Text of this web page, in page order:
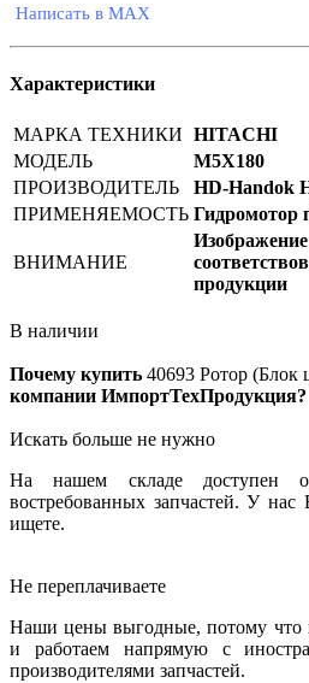
Написать в MAX
Характеристики
МАРКА ТЕХНИКИ HITACHI
МОДЕЛЬ
M5X180
ПРОИЗВОДИТЕЛЬ
HD-Handok
ПРИМЕНЯЕМОСТЬ Гидромотор
ВНИМАНИЕ
продукции
В наличии
Почему купить 40693 Ротор (Блок
компании ИмпортТехПродукция?
Искать больше не нужно
На нашем складе доступен
востребованных запчастей. У нас
ищете.
Не переплачиваете
Наши цены выгодные, потому что
и работаем напрямую с
производителями запчастей.